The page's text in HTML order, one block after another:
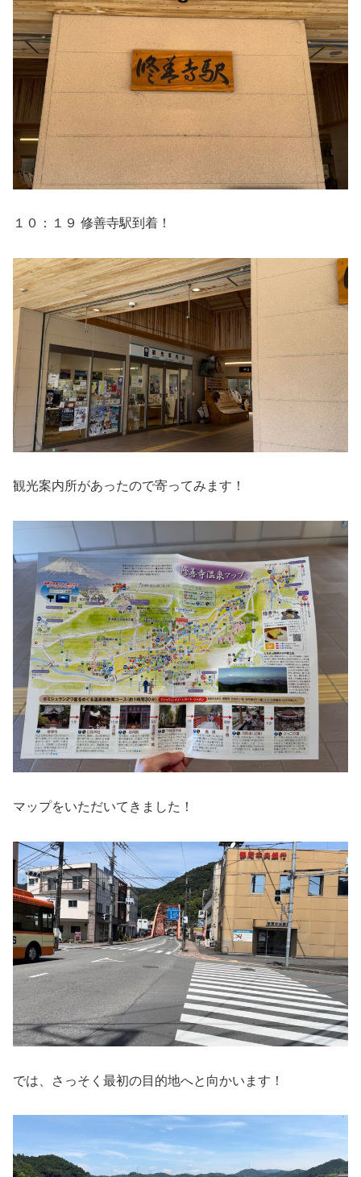
１０：１９ 修善寺駅到着！
観光案内所があったので寄ってみます！
マップをいただいてきました！
では、さっそく最初の目的地へと向かいます！